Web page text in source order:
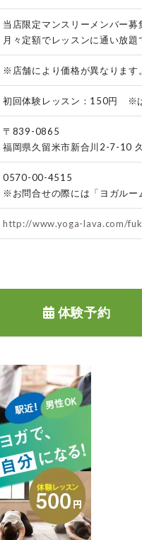
当店限定マンスリーメンバー
月々定額でレッスンに通い放題
※店舗により価格が異なります。
初回体験レッスン：150円 ※
〒839-0865
福岡県久留米市新合川2-7-10
0570-00-4515
※お問合せの際には「ヨガルー
http://www.yoga-lava.com/
体験予約